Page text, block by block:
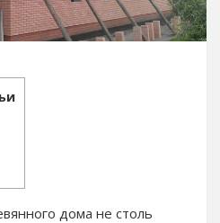
дома не столь